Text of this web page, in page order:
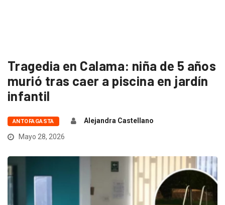
Tragedia en Calama: niña de 5 años
murió tras caer a piscina en jardín
infantil
ANTOFAGASTA
Alejandra Castellano
Mayo 28, 2026